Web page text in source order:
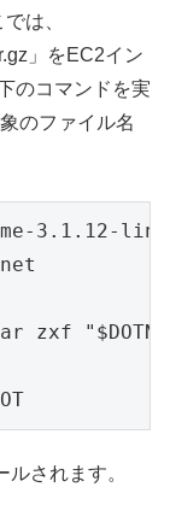
は、
」をEC2イン
のコマンドを実
のファイル名
3.1.12-
zxf
されます。